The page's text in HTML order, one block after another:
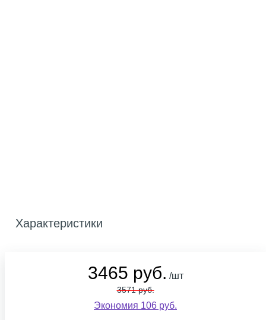
Характеристики
3465 руб. /шт
3571 руб.
Экономия 106 руб.